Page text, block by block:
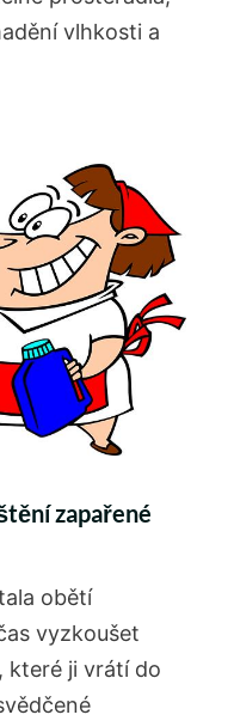
vlhkosti a
zapařené
obětí
vyzkoušet
které ji vrátí do